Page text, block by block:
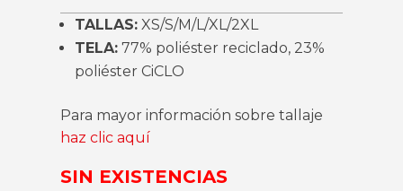
TALLAS: XS/S/M/L/XL/2XL
TELA: 77% poliéster reciclado, 23%
poliéster CiCLO
Para mayor información sobre tallaje
haz clic aquí
SIN EXISTENCIAS